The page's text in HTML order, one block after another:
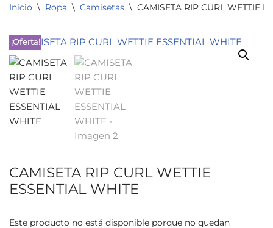
Inicio \ Ropa \ Camisetas \ CAMISETA RIP CURL WETTIE
¡Oferta!
CAMISETA RIP CURL WETTIE
ESSENTIAL WHITE
Este producto no está disponible porque no quedan